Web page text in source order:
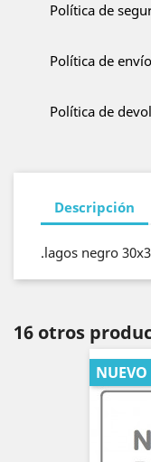
Política de
Política de envío
Política de
Descripción
.lagos negro
16 otros
NUEVO